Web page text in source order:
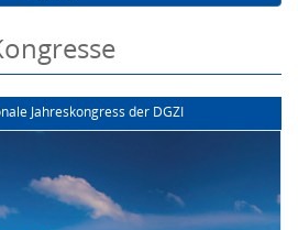
Jahreskongress der DGZI